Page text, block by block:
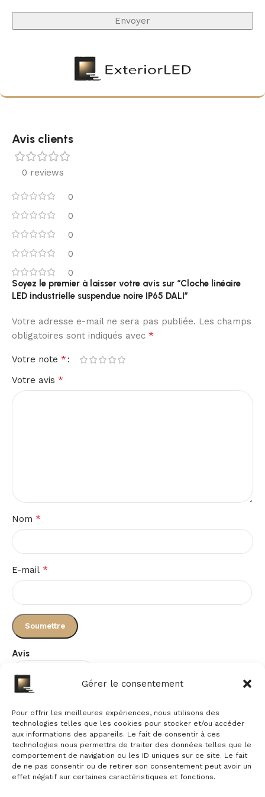
Gérer le consentement
Pour offrir les meilleures expériences, nous utilisons des
technologies telles que les cookies pour stocker et/ou accéder
aux informations des appareils. Le fait de consentir à ces
technologies nous permettra de traiter des données telles que le
comportement de navigation ou les ID uniques sur ce site. Le fait
de ne pas consentir ou de retirer son consentement peut avoir un
effet négatif sur certaines caractéristiques et fonctions.
Avis clients
0 reviews
0
0
0
0
0
Avis
Soyez le premier à laisser votre avis sur “Cloche linéaire
LED industrielle suspendue noire IP65 DALI”
Votre adresse e-mail ne sera pas publiée. Les champs
obligatoires sont indiqués avec *
Votre note *
Votre avis *
Nom *
E-mail *